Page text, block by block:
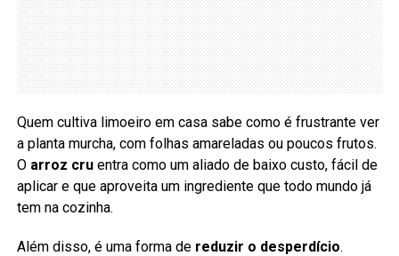
Quem cultiva limoeiro em casa sabe como é frustrante ver
a planta murcha, com folhas amareladas ou poucos frutos.
O arroz cruentra como um aliado de baixo custo, fácil de
aplicar e que aproveita um ingrediente que todo mundo já
tem na cozinha.
Além disso, é uma forma de reduzir o desperdício.